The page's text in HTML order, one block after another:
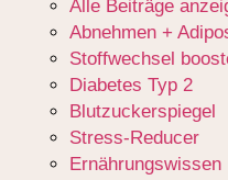
Alle Beiträge
Abnehmen +
Stoffwechsel
Diabetes Typ 2
Blutzuckerspiegel
Stress-Reducer
Ernährungswissen